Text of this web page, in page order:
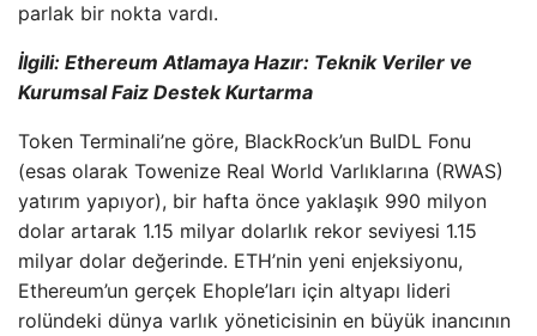
parlak bir nokta vardı.
İlgili: Ethereum Atlamaya Hazır: Teknik Veriler ve
Kurumsal Faiz Destek Kurtarma
Token Terminali’ne göre, BlackRock’un BuIDL Fonu
(esas olarak Towenize Real World Varlıklarına (RWAS)
yatırım yapıyor), bir hafta önce yaklaşık 990 milyon
dolar artarak 1.15 milyar dolarlık rekor seviyesi 1.15
milyar dolar değerinde. ETH’nin yeni enjeksiyonu,
Ethereum’un gerçek Ehople’ları için altyapı lideri
rolündeki dünya varlık yöneticisinin en büyük inancının